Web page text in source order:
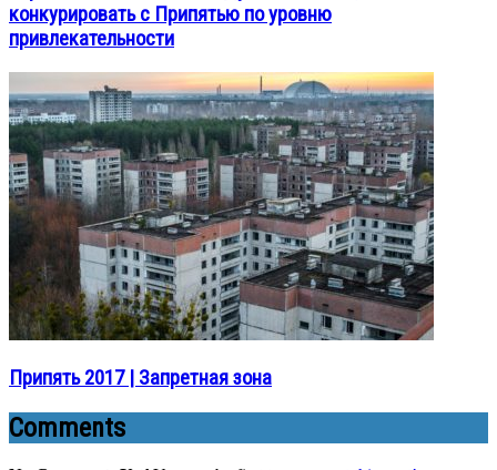
конкурировать с Припятью по уровню
привлекательности
Припять 2017 | Запретная зона
Comments